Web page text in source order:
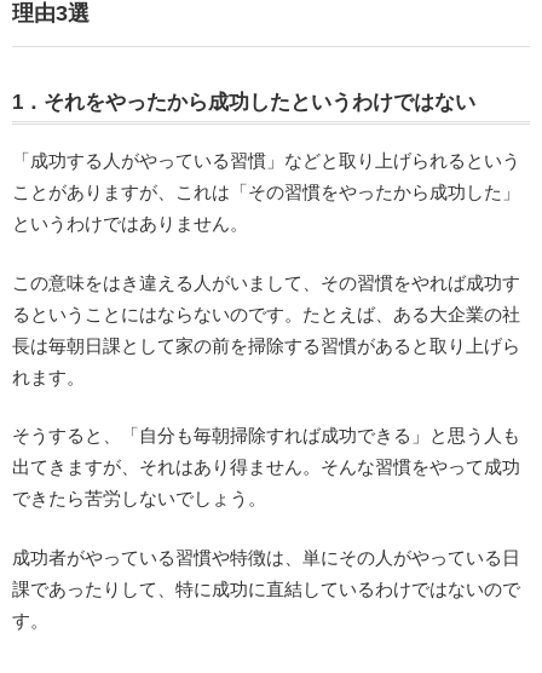
理由3選
1．それをやったから成功したというわけではない
「成功する人がやっている習慣」などと取り上げられるという
ことがありますが、これは「その習慣をやったから成功した」
というわけではありません。
この意味をはき違える人がいまして、その習慣をやれば成功す
るということにはならないのです。たとえば、ある大企業の社
長は毎朝日課として家の前を掃除する習慣があると取り上げら
れます。
そうすると、「自分も毎朝掃除すれば成功できる」と思う人も
出てきますが、それはあり得ません。そんな習慣をやって成功
できたら苦労しないでしょう。
成功者がやっている習慣や特徴は、単にその人がやっている日
課であったりして、特に成功に直結しているわけではないので
す。